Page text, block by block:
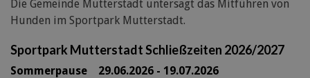
Die Gemeinde Mutterstadt untersagt das Mitführen von
Hunden im Sportpark Mutterstadt.
Sportpark Mutterstadt Schließzeiten 2026/2027
Sommerpause 29.06.2026 - 19.07.2026